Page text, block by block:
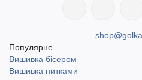
Популярне
Вишивка бісером
Вишивка нитками